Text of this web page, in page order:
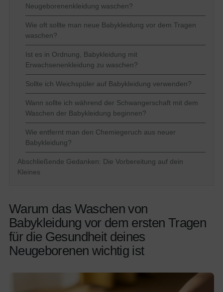
Neugeborenenkleidung waschen?
Wie oft sollte man neue Babykleidung vor dem Tragen
waschen?
Ist es in Ordnung, Babykleidung mit
Erwachsenenkleidung zu waschen?
Sollte ich Weichspüler auf Babykleidung verwenden?
Wann sollte ich während der Schwangerschaft mit dem
Waschen der Babykleidung beginnen?
Wie entfernt man den Chemiegeruch aus neuer
Babykleidung?
Abschließende Gedanken: Die Vorbereitung auf dein
Kleines
Warum das Waschen von
Babykleidung vor dem ersten Tragen
für die Gesundheit deines
Neugeborenen wichtig ist